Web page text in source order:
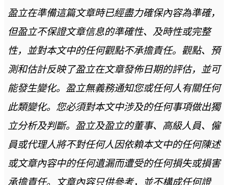
盈立在準備這篇文章時已經盡力確保內容為準確，
但盈立不保證文章信息的準確性、及時性或完整
性，並對本文中的任何觀點不承擔責任。觀點、預
測和估計反映了盈立在文章發佈日期的評估，並可
能發生變化。盈立無義務通知您或任何人有關任何
此類變化。您必須對本文中涉及的任何事項做出獨
立分析及判斷。盈立及盈立的董事、高級人員、僱
員或代理人將不對任何人因依賴本文中的任何陳述
或文章內容中的任何遺漏而遭受的任何損失或損害
承擔責任。文章內容只供參考，並不構成任何證